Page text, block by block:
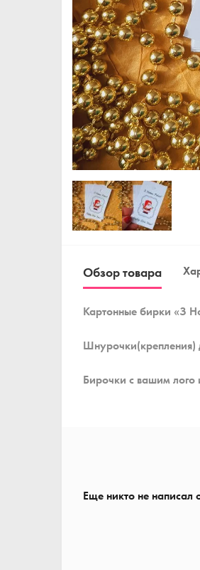
Обзор товара
Картонные бирки «З
Шнурочки(крепления)
Бирочки с вашим лого
Еще никто не написал